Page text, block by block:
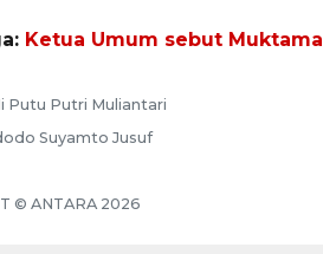
Ketua Umum sebut
Putu Putri Muliantari
Suyamto Jusuf
© ANTARA 2026